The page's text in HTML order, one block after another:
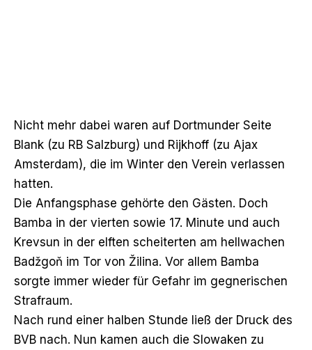
Nicht mehr dabei waren auf Dortmunder Seite
Blank (zu RB Salzburg) und Rijkhoff (zu Ajax
Amsterdam), die im Winter den Verein verlassen
hatten.
Die Anfangsphase gehörte den Gästen. Doch
Bamba in der vierten sowie 17. Minute und auch
Krevsun in der elften scheiterten am hellwachen
Badžgoň im Tor von Žilina. Vor allem Bamba
sorgte immer wieder für Gefahr im gegnerischen
Strafraum.
Nach rund einer halben Stunde ließ der Druck des
BVB nach. Nun kamen auch die Slowaken zu